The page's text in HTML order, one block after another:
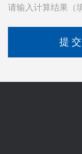
请输入计算结果（